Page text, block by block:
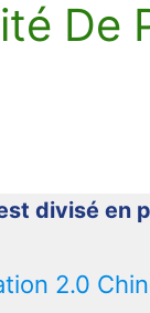
De
divisé en
2.0